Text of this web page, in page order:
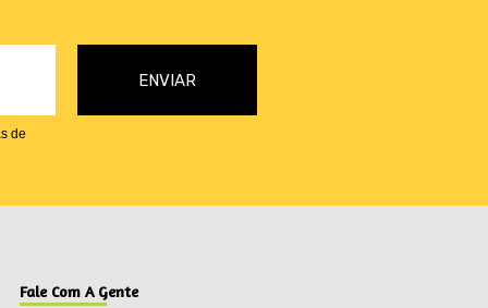
de
Fale Com A Gente